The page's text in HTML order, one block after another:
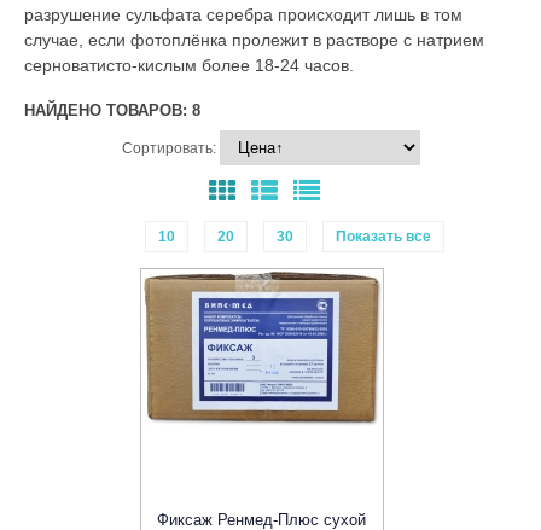
разрушение сульфата серебра происходит лишь в том
случае, если фотоплёнка пролежит в растворе с натрием
серноватисто-кислым более 18-24 часов.
НАЙДЕНО ТОВАРОВ: 8
Сортировать:
10 20 30 Показать все
Фиксаж Ренмед-Плюс сухой